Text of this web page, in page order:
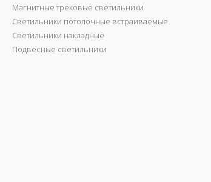
Магнитные трековые светильники
Светильники потолочные встраиваемые
Светильники накладные
Подвесные светильники